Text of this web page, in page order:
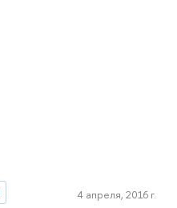
4 апреля, 2016 г.